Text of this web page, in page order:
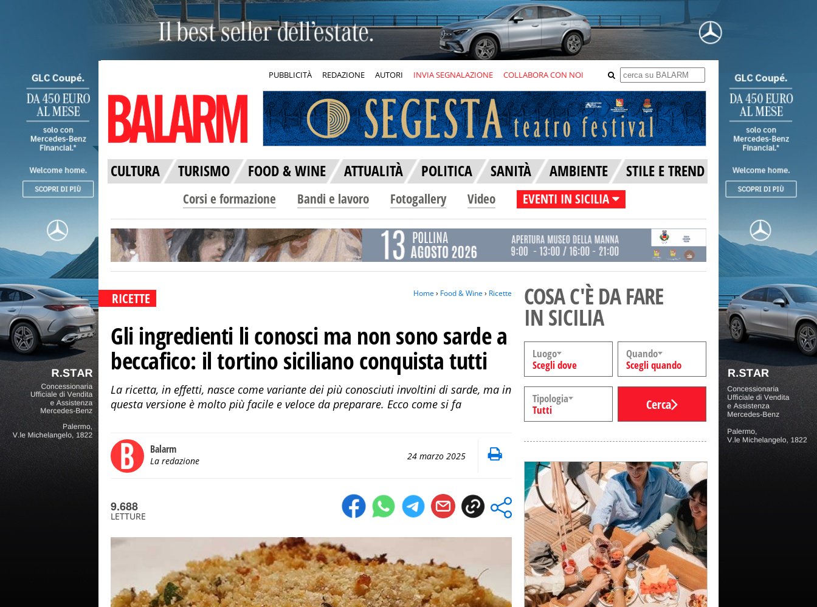
PUBBLICITÀ REDAZIONE AUTORI INVIA SEGNALAZIONE COLLABORA CON NOI
CULTURA TURISMO FOOD & WINE ATTUALITÀ POLITICA SANITÀ AMBIENTE STILE E TREND
Corsi e formazione Bandi e lavoro Fotogallery Video EVENTI IN SICILIA
RICETTE Home› Food & Wine› Ricette
Gli ingredienti li conosci ma non sono sarde a
beccafico: il tortino siciliano conquista tutti
La ricetta, in effetti, nasce come variante dei più conosciuti involtini di sarde, ma in
questa versione è molto più facile e veloce da preparare. Ecco come si fa
Balarm
La redazione 24 marzo 2025
9.688
LETTURE
COSA C'È DA FARE
IN SICILIA
Luogo
Scegli dove
Quando
Scegli quando
Tipologia
Tutti
Cerca